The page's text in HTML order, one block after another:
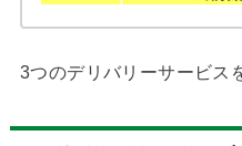
3つのデリバリーサービス